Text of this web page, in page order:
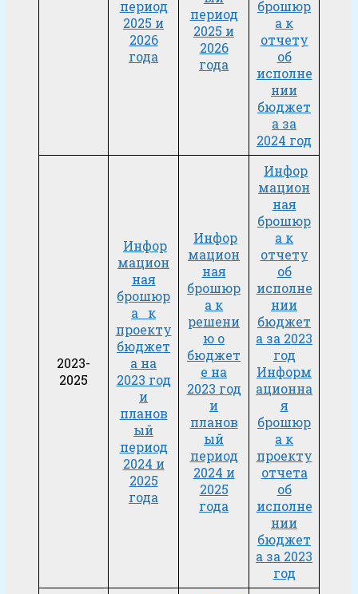
период
2025 и
2026
года
период
2025 и
2026
года
брошюр
а к
отчету
об
исполне
нии
бюджет
а за
2024 год
2023-
2025
Инфор
мацион
ная
брошюр
а к
проекту
бюджет
а на
2023 год
и
планов
ый
период
2024 и
2025
года
Инфор
мацион
ная
брошюр
а к
решени
ю о
бюджет
е на
2023 год
и
планов
ый
период
2024 и
2025
года
Инфор
мацион
ная
брошюр
а к
отчету
об
исполне
нии
бюджет
а за 2023
год
Информ
ационна
я
брошюр
а к
проекту
отчета
об
исполне
нии
бюджет
а за 2023
год